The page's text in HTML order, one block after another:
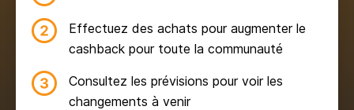
Effectuez des achats pour augmenter le
cashback pour toute la communauté
Consultez les prévisions pour voir les
changements à venir